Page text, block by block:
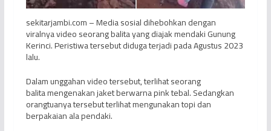
sekitarjambi.com – Media sosial dihebohkan dengan
viralnya video seorang balita yang diajak mendaki Gunung
Kerinci. Peristiwa tersebut diduga terjadi pada Agustus 2023
lalu.
Dalam unggahan video tersebut, terlihat seorang
balita mengenakan jaket berwarna pink tebal. Sedangkan
orangtuanya tersebut terlihat mengunakan topi dan
berpakaian ala pendaki.